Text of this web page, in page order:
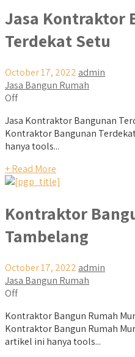
Jasa Kontraktor
Terdekat Setu
October 17, 2022 admin
Jasa Bangun Rumah
Off
Jasa Kontraktor Bangunan
Kontraktor Bangunan
hanya tools...
+ Read More
Kontraktor
Tambelang
October 17, 2022 admin
Jasa Bangun Rumah
Off
Kontraktor Bangun Rumah
Kontraktor Bangun Rumah
artikel ini hanya tools...